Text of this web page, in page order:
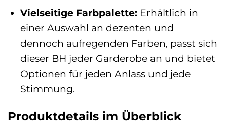
Vielseitige Farbpalette:Erhältlich in
einer Auswahl an dezenten und
dennoch aufregenden Farben, passt sich
dieser BH jeder Garderobe an und bietet
Optionen für jeden Anlass und jede
Stimmung.
Produktdetails im Überblick